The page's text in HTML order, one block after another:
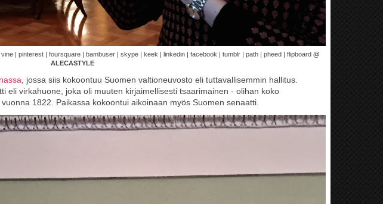
| pinterest | foursquare | bambuser | skype | keek | linkedin | facebook | tumblr | path | pheed | flipboard @
ALECASTYLE
, jossa siis kokoontuu Suomen valtioneuvosto eli tuttavallisemmin hallitus.
eli virkahuone, joka oli muuten kirjaimellisesti tsaarimainen - olihan koko
1822. Paikassa kokoontui aikoinaan myös Suomen senaatti.